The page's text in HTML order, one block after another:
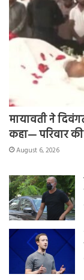
मायावती ने
कहा— परिवार
August 6, 2026